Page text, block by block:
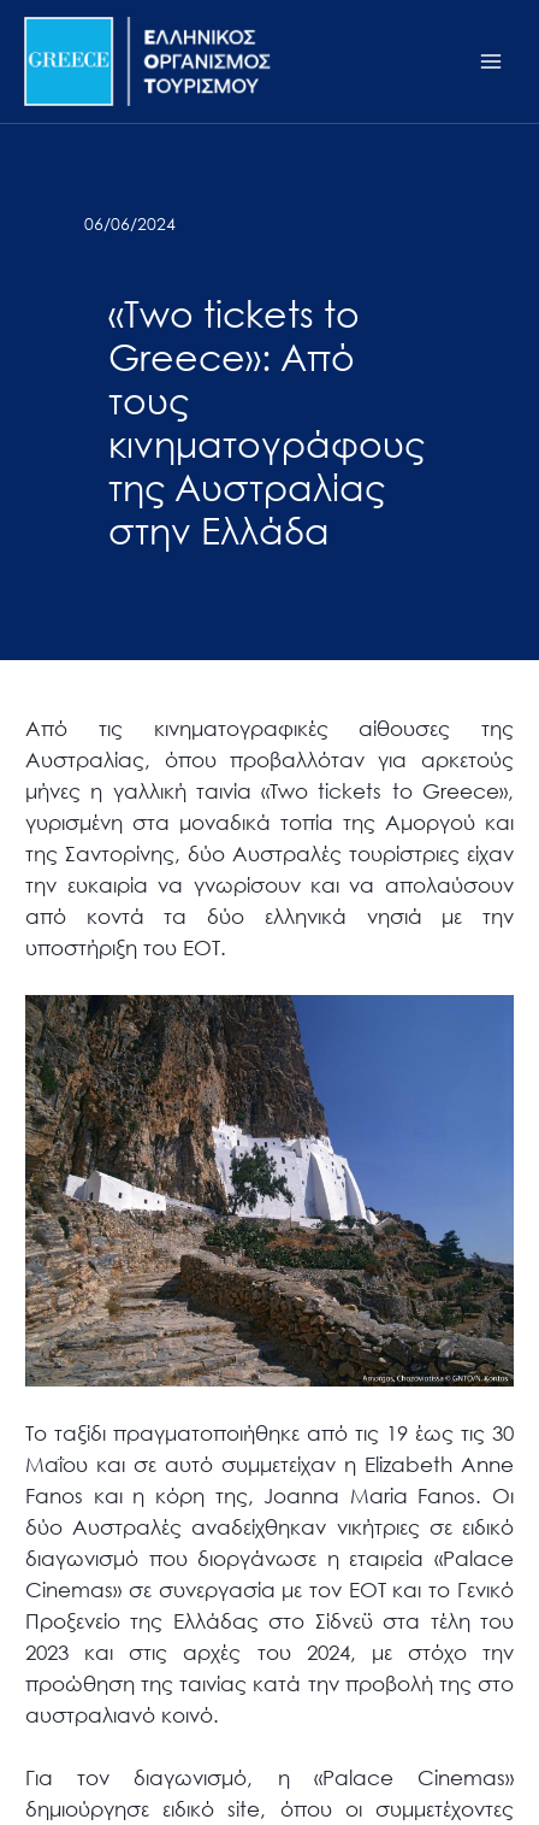
Σημείωση:
ιστότοπος
προσβασιμότητας.
Μετάβαση
περιεχόμενο
06/06/2024
«Two tickets to
Greece»: Από
τους
κινηματογράφους
της Αυστραλίας
στην Ελλάδα
Από τις κινηματογραφικές αίθουσες της
Αυστραλίας, όπου προβαλλόταν για αρκετούς
μήνες η γαλλική ταινία «Two tickets to Greece»,
γυρισμένη στα μοναδικά τοπία της Αμοργού και
της Σαντορίνης, δύο Αυστραλές τουρίστριες είχαν
την ευκαιρία να γνωρίσουν και να απολαύσουν
από κοντά τα δύο ελληνικά νησιά με την
υποστήριξη του ΕΟΤ.
Το ταξίδι πραγματοποιήθηκε από τις 19 έως τις 30
Μαΐου και σε αυτό συμμετείχαν η Elizabeth Anne
Fanos και η κόρη της, Joanna Maria Fanos. Οι
δύο Αυστραλές αναδείχθηκαν νικήτριες σε ειδικό
διαγωνισμό που διοργάνωσε η εταιρεία «Palace
Cinemas» σε συνεργασία με τον ΕΟΤ και το Γενικό
Προξενείο της Ελλάδας στο Σίδνεϋ στα τέλη του
2023 και στις αρχές του 2024, με στόχο την
προώθηση της ταινίας κατά την προβολή της στο
αυστραλιανό κοινό.
Για τον διαγωνισμό, η «Palace Cinemas»
δημιούργησε ειδικό site, όπου οι συμμετέχοντες